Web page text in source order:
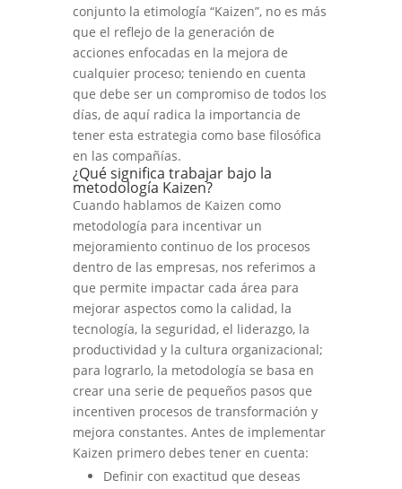
conjunto la etimología “Kaizen”, no es más
que el reflejo de la generación de
acciones enfocadas en la mejora de
cualquier proceso; teniendo en cuenta
que debe ser un compromiso de todos los
días, de aquí radica la importancia de
tener esta estrategia como base filosófica
en las compañías.
¿Qué significa trabajar bajo la
metodología Kaizen?
Cuando hablamos de Kaizen como
metodología para incentivar un
mejoramiento continuo de los procesos
dentro de las empresas, nos referimos a
que permite impactar cada área para
mejorar aspectos como la calidad, la
tecnología, la seguridad, el liderazgo, la
productividad y la cultura organizacional;
para lograrlo, la metodología se basa en
crear una serie de pequeños pasos que
incentiven procesos de transformación y
mejora constantes. Antes de implementar
Kaizen primero debes tener en cuenta:
Definir con exactitud que deseas